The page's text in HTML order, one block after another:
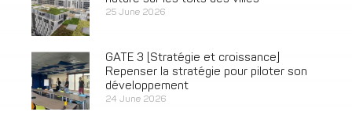
25 June 2026
GATE 3 [Stratégie et croissance]
Repenser la stratégie pour piloter son
développement
24 June 2026